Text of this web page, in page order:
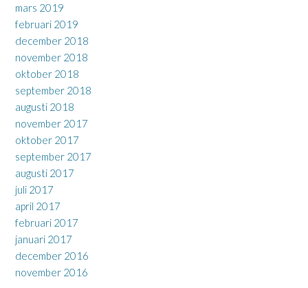
mars 2019
februari 2019
december 2018
november 2018
oktober 2018
september 2018
augusti 2018
november 2017
oktober 2017
september 2017
augusti 2017
juli 2017
april 2017
februari 2017
januari 2017
december 2016
november 2016